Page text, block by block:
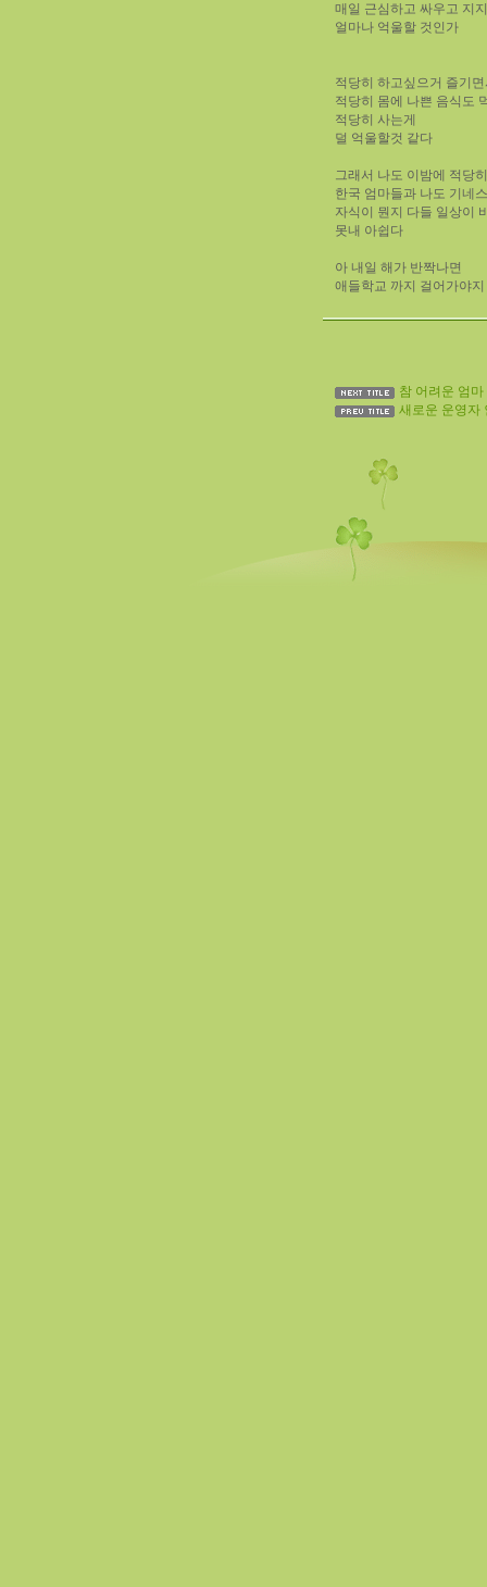
매일 근심하고 싸우고 지
얼마나 억울할 것인가
적당히 하고싶으거 즐기면
적당히 몸에 나쁜 음식도
적당히 사는게
덜 억울할것 같다
그래서 나도 이밤에 적당
한국 엄마들과 나도 기네
자식이 뭔지 다들 일상이
못내 아쉽다
아 내일 해가 반짝나면
애들학교 까지 걸어가야지
참 어려운 엄마
새로운 운영자